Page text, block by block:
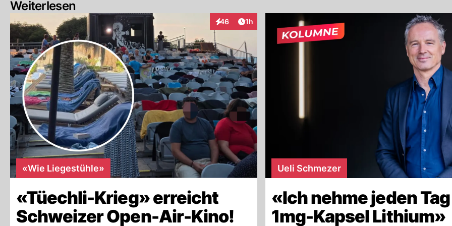
Weiterlesen
46
InteraktionenArtikel veröffentlicht:
1h
«Wie Liegestühle»
«Tüechli-Krieg» erreicht
Schweizer Open-Air-Kino!
Ueli Schmezer
«Ich nehme jeden
1mg-Kapsel Lithium»